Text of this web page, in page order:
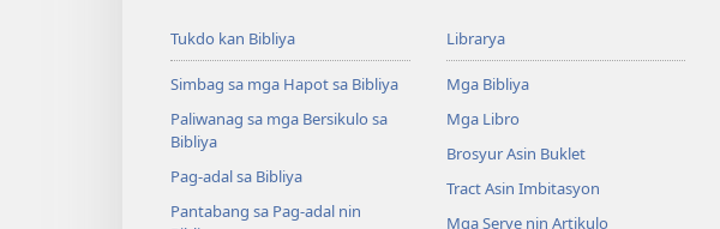
Tukdo kan Bibliya
Simbag sa mga Hapot sa Bibliya
Paliwanag sa mga Bersikulo sa
Bibliya
Pag-adal sa Bibliya
Pantabang sa Pag-adal nin
Librarya
Mga Bibliya
Mga Libro
Brosyur Asin Buklet
Tract Asin Imbitasyon
Mga Serye nin Artikulo